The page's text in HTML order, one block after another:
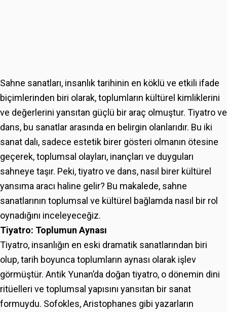
Sahne sanatları, insanlık tarihinin en köklü ve etkili ifade
biçimlerinden biri olarak, toplumların kültürel kimliklerini
ve değerlerini yansıtan güçlü bir araç olmuştur. Tiyatro ve
dans, bu sanatlar arasında en belirgin olanlarıdır. Bu iki
sanat dalı, sadece estetik birer gösteri olmanın ötesine
geçerek, toplumsal olayları, inançları ve duyguları
sahneye taşır. Peki, tiyatro ve dans, nasıl birer kültürel
yansıma aracı haline gelir? Bu makalede, sahne
sanatlarının toplumsal ve kültürel bağlamda nasıl bir rol
oynadığını inceleyeceğiz.
Tiyatro: Toplumun Aynası
Tiyatro, insanlığın en eski dramatik sanatlarından biri
olup, tarih boyunca toplumların aynası olarak işlev
görmüştür. Antik Yunan’da doğan tiyatro, o dönemin dini
ritüelleri ve toplumsal yapısını yansıtan bir sanat
formuydu. Sofokles, Aristophanes gibi yazarların